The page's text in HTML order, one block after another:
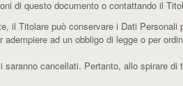
di questo documento o contattando il
il Titolare può conservare i Dati
ad un obbligo di legge o per
cancellati. Pertanto, allo spirare